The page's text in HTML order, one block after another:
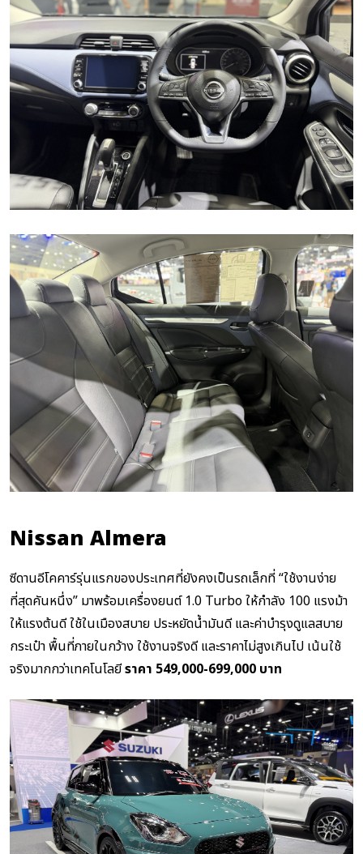
Nissan Almera
ซีดานอีโคคาร์รุ่นแรกของประเทศที่ยังคงเป็นรถเล็กที่ “ใช้งานง่าย
ที่สุดคันหนึ่ง” มาพร้อมเครื่องยนต์ 1.0 Turbo ให้กำลัง 100 แรงม้า
ให้แรงต้นดี ใช้ในเมืองสบาย ประหยัดน้ำมันดี และค่าบำรุงดูแลสบาย
กระเป๋า พื้นที่ภายในกว้าง ใช้งานจริงดี และราคาไม่สูงเกินไป เน้นใช้
จริงมากกว่าเทคโนโลยีราคา 549,000-699,000 บาท